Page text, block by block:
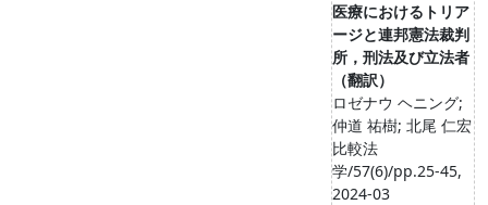
医療におけるトリア
ージと連邦憲法裁判
所，刑法及び立法者
（翻訳）
ロゼナウ ヘニング;
仲道 祐樹; 北尾 仁宏
比較法
学/57(6)/pp.25-45,
2024-03